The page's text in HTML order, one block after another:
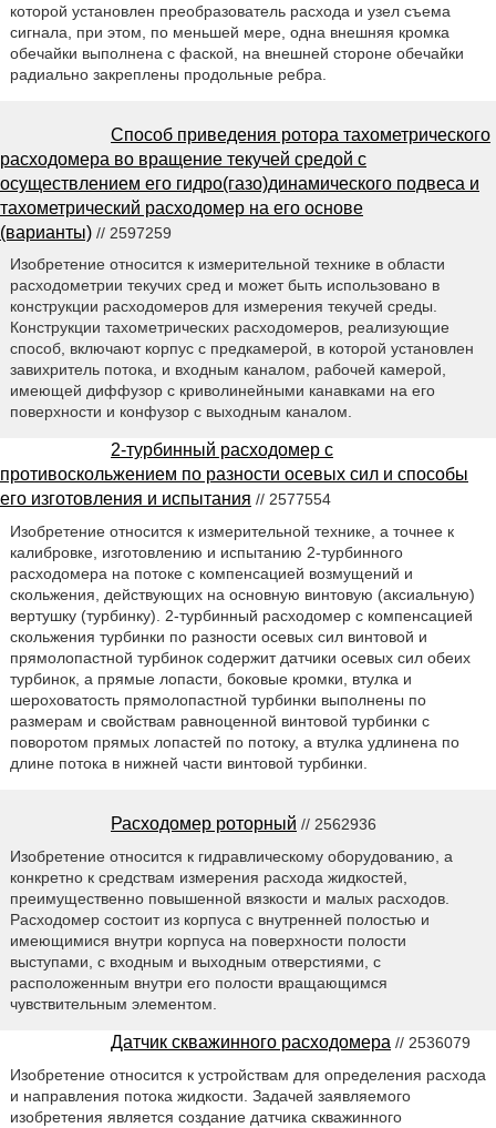
которой установлен преобразователь расхода и узел съема
сигнала, при этом, по меньшей мере, одна внешняя кромка
обечайки выполнена с фаской, на внешней стороне обечайки
радиально закреплены продольные ребра.
Способ приведения ротора тахометрического
расходомера во вращение текучей средой с
осуществлением его гидро(газо)динамического подвеса и
тахометрический расходомер на его основе
(варианты) // 2597259
Изобретение относится к измерительной технике в области
расходометрии текучих сред и может быть использовано в
конструкции расходомеров для измерения текучей среды.
Конструкции тахометрических расходомеров, реализующие
способ, включают корпус с предкамерой, в которой установлен
завихритель потока, и входным каналом, рабочей камерой,
имеющей диффузор с криволинейными канавками на его
поверхности и конфузор с выходным каналом.
2-турбинный расходомер с
противоскольжением по разности осевых сил и способы
его изготовления и испытания // 2577554
Изобретение относится к измерительной технике, а точнее к
калибровке, изготовлению и испытанию 2-турбинного
расходомера на потоке с компенсацией возмущений и
скольжения, действующих на основную винтовую (аксиальную)
вертушку (турбинку). 2-турбинный расходомер с компенсацией
скольжения турбинки по разности осевых сил винтовой и
прямолопастной турбинок содержит датчики осевых сил обеих
турбинок, а прямые лопасти, боковые кромки, втулка и
шероховатость прямолопастной турбинки выполнены по
размерам и свойствам равноценной винтовой турбинки с
поворотом прямых лопастей по потоку, а втулка удлинена по
длине потока в нижней части винтовой турбинки.
Расходомер роторный // 2562936
Изобретение относится к гидравлическому оборудованию, а
конкретно к средствам измерения расхода жидкостей,
преимущественно повышенной вязкости и малых расходов.
Расходомер состоит из корпуса с внутренней полостью и
имеющимися внутри корпуса на поверхности полости
выступами, с входным и выходным отверстиями, с
расположенным внутри его полости вращающимся
чувствительным элементом.
Датчик скважинного расходомера // 2536079
Изобретение относится к устройствам для определения расхода
и направления потока жидкости. Задачей заявляемого
изобретения является создание датчика скважинного